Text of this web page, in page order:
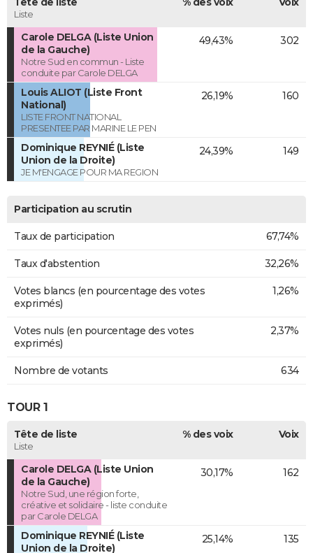
Liste
Carole DELGA (Liste Union
de la Gauche)
Notre Sud en commun - Liste
conduite par Carole DELGA
49,43% 302
Louis ALIOT (Liste Front
National)
LISTE FRONT NATIONAL
PRESENTEE PAR MARINE LE PEN
26,19% 160
Dominique REYNIÉ (Liste
Union de la Droite)
JE M'ENGAGE POUR MA REGION
24,39% 149
Participation au scrutin
Taux de participation 67,74%
Taux d'abstention 32,26%
Votes blancs (en pourcentage des votes
exprimés)
1,26%
Votes nuls (en pourcentage des votes
exprimés)
2,37%
Nombre de votants 634
TOUR 1
Tête de liste
Liste
% des voix Voix
Carole DELGA (Liste Union
de la Gauche)
Notre Sud, une région forte,
créative et solidaire - liste conduite
par Carole DELGA
30,17% 162
Dominique REYNIÉ (Liste
Union de la Droite)
25,14% 135